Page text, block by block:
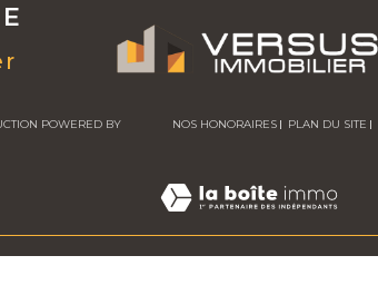
POWERED BY NOS HONORAIRES PLAN DU SITE